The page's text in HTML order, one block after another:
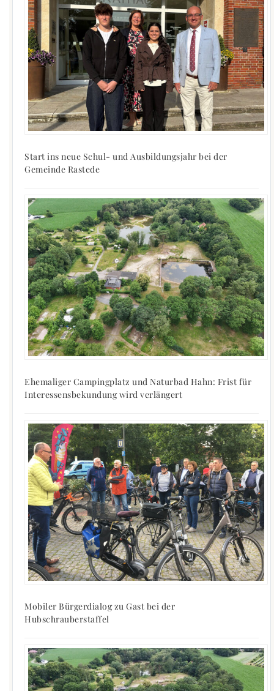
Start ins neue Schul- und Ausbildungsjahr bei der
Gemeinde Rastede
Ehemaliger Campingplatz und Naturbad Hahn: Frist für
Interessensbekundung wird verlängert
Mobiler Bürgerdialog zu Gast bei der
Hubschrauberstaffel